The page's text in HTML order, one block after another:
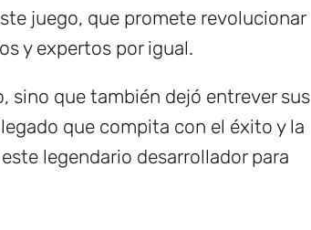
juego, que promete revolucionar
y expertos por igual.
sino que también dejó entrever sus
que compita con el éxito y la
legendario desarrollador para